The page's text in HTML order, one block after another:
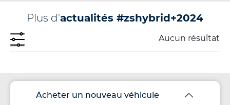
Plus d'actualités #zshybrid+2024
Aucun résultat
Acheter un nouveau véhicule